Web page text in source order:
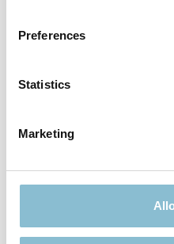
Preferences
Statistics
Marketing